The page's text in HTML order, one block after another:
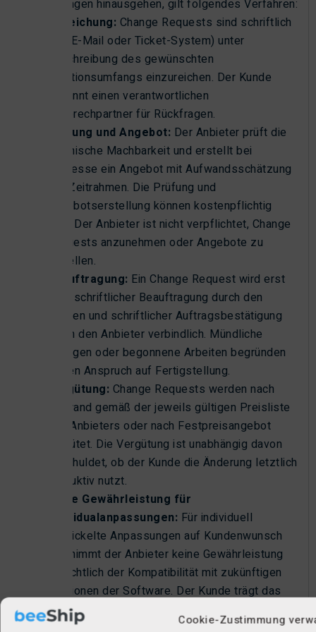
Cookie-Zustimmung
von Störungen hinausgehen, gilt folgendes Verfahren:
Einreichung: Change Requests sind schriftlich
(per E-Mail oder Ticket-System) unter
Beschreibung des gewünschten
Funktionsumfangs einzureichen. Der Kunde
benennt einen verantwortlichen
Ansprechpartner für Rückfragen.
Prüfung und Angebot: Der Anbieter prüft die
technische Machbarkeit und erstellt bei
Interesse ein Angebot mit Aufwandsschätzung
und Zeitrahmen. Die Prüfung und
Angebotserstellung können kostenpflichtig
sein. Der Anbieter ist nicht verpflichtet, Change
Requests anzunehmen oder Angebote zu
erstellen.
Beauftragung: Ein Change Request wird erst
nach schriftlicher Beauftragung durch den
Kunden und schriftlicher Auftragsbestätigung
durch den Anbieter verbindlich. Mündliche
Zusagen oder begonnene Arbeiten begründen
keinen Anspruch auf Fertigstellung.
Vergütung: Change Requests werden nach
Aufwand gemäß der jeweils gültigen Preisliste
des Anbieters oder nach Festpreisangebot
vergütet. Die Vergütung ist unabhängig davon
geschuldet, ob der Kunde die Änderung letztlich
produktiv nutzt.
Keine Gewährleistung für
Individualanpassungen: Für individuell
entwickelte Anpassungen auf Kundenwunsch
übernimmt der Anbieter keine Gewährleistung
hinsichtlich der Kompatibilität mit zukünftigen
Versionen der Software. Der Kunde trägt das
Risiko, dass Individualanpassungen bei
Updates oder Weiterentwicklungen der